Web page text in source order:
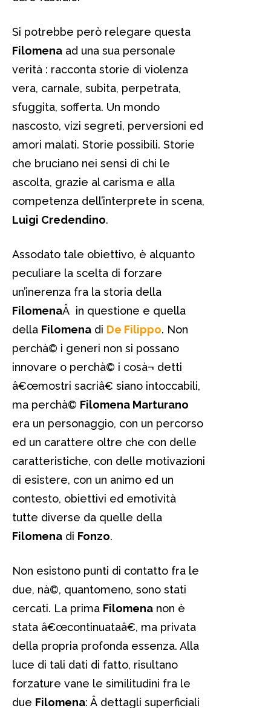
Si potrebbe però relegare questa
Filomena ad una sua personale
verità : racconta storie di violenza
vera, carnale, subita, perpetrata,
sfuggita, sofferta. Un mondo
nascosto, vizi segreti, perversioni ed
amori malati. Storie possibili. Storie
che bruciano nei sensi di chi le
ascolta, grazie al carisma e alla
competenza dell’interprete in scena,
Luigi Credendino.
Assodato tale obiettivo, è alquanto
peculiare la scelta di forzare
un’inerenza fra la storia della
FilomenaÂ in questione e quella
della Filomena di De Filippo. Non
perchà© i generi non si possano
innovare o perchà© i cosà¬ detti
â€œmostri sacriâ€ siano intoccabili,
ma perchà© Filomena Marturano
era un personaggio, con un percorso
ed un carattere oltre che con delle
caratteristiche, con delle motivazioni
di esistere, con un animo ed un
contesto, obiettivi ed emotività
tutte diverse da quelle della
Filomena di Fonzo.
Non esistono punti di contatto fra le
due, nà©, quantomeno, sono stati
cercati. La prima Filomena non è
stata â€œcontinuataâ€, ma privata
della propria profonda essenza. Alla
luce di tali dati di fatto, risultano
forzature vane le similitudini fra le
due Filomena: Â dettagli superficiali